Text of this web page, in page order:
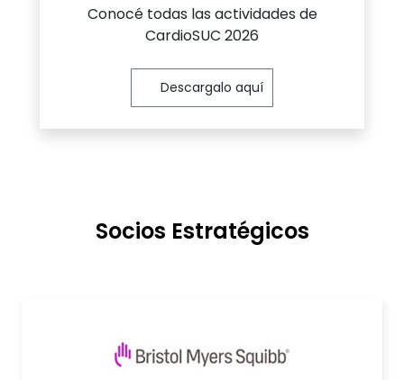
Conocé todas las actividades de
CardioSUC 2026
Descargalo aquí
Socios Estratégicos